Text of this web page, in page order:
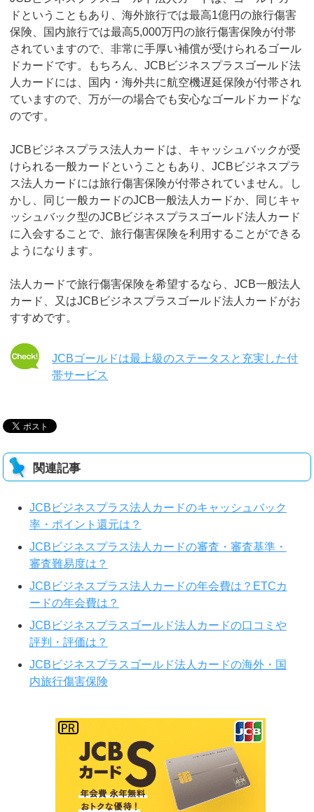
ドということもあり、海外旅行では最高1億円の旅行傷害
保険、国内旅行では最高5,000万円の旅行傷害保険が付帯
されていますので、非常に手厚い補償が受けられるゴール
ドカードです。もちろん、JCBビジネスプラスゴールド法
人カードには、国内・海外共に航空機遅延保険が付帯され
ていますので、万が一の場合でも安心なゴールドカードな
のです。
JCBビジネスプラス法人カードは、キャッシュバックが受
けられる一般カードということもあり、JCBビジネスプラ
ス法人カードには旅行傷害保険が付帯されていません。し
かし、同じ一般カードのJCB一般法人カードか、同じキャ
ッシュバック型のJCBビジネスプラスゴールド法人カード
に入会することで、旅行傷害保険を利用することができる
ようになります。
法人カードで旅行傷害保険を希望するなら、JCB一般法人
カード、又はJCBビジネスプラスゴールド法人カードがお
すすめです。
JCBゴールドは最上級のステータスと充実した付
帯サービス
関連記事
JCBビジネスプラス法人カードのキャッシュバック
率・ポイント還元は？
JCBビジネスプラス法人カードの審査・審査基準・
審査難易度は？
JCBビジネスプラス法人カードの年会費は？ETCカ
ードの年会費は？
JCBビジネスプラスゴールド法人カードの口コミや
評判・評価は？
JCBビジネスプラスゴールド法人カードの海外・国
内旅行傷害保険